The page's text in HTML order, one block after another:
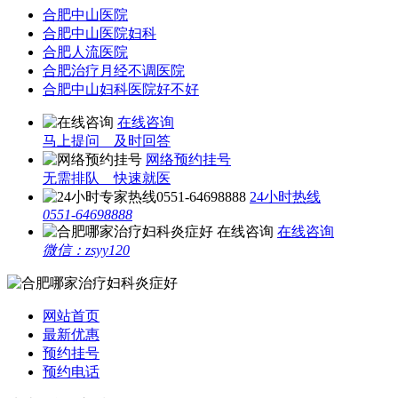
合肥中山医院
合肥中山医院妇科
合肥人流医院
合肥治疗月经不调医院
合肥中山妇科医院好不好
在线咨询
马上提问 及时回答
网络预约挂号
无需排队 快速就医
24小时热线
0551-64698888
在线咨询
微信：zsyy120
网站首页
最新优惠
预约挂号
预约电话